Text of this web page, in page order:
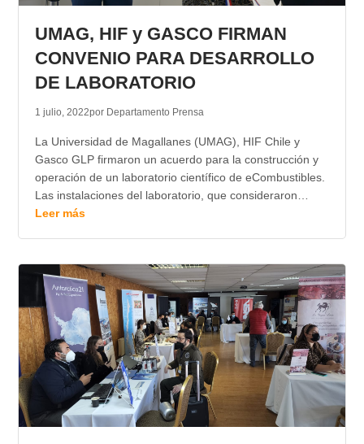
UMAG, HIF y GASCO FIRMAN
CONVENIO PARA DESARROLLO
DE LABORATORIO
1 julio, 2022por Departamento Prensa
La Universidad de Magallanes (UMAG), HIF Chile y
Gasco GLP firmaron un acuerdo para la construcción y
operación de un laboratorio científico de eCombustibles.
Las instalaciones del laboratorio, que consideraron…
Leer más